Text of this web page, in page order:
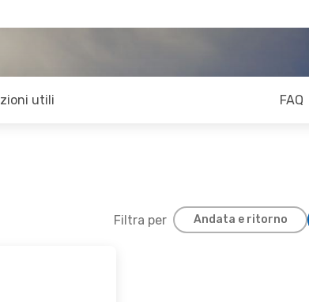
utili FAQ
Filtra per Andata e ritorno